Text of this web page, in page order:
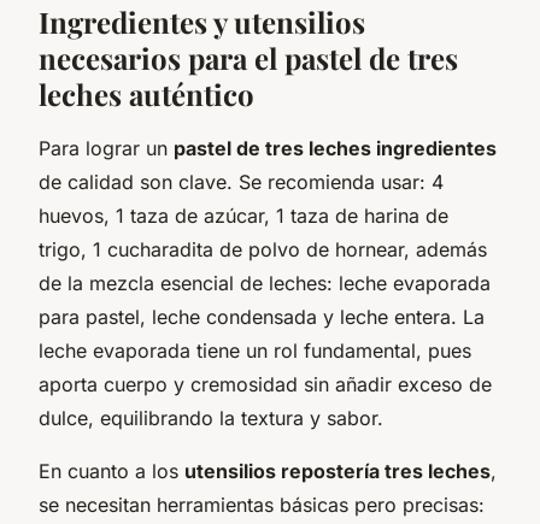
Ingredientes y utensilios
necesarios para el pastel de tres
leches auténtico
Para lograr un pastel de tres leches ingredientes
de calidad son clave. Se recomienda usar: 4
huevos, 1 taza de azúcar, 1 taza de harina de
trigo, 1 cucharadita de polvo de hornear, además
de la mezcla esencial de leches: leche evaporada
para pastel, leche condensada y leche entera. La
leche evaporada tiene un rol fundamental, pues
aporta cuerpo y cremosidad sin añadir exceso de
dulce, equilibrando la textura y sabor.
En cuanto a los utensilios repostería tres leches,
se necesitan herramientas básicas pero precisas: